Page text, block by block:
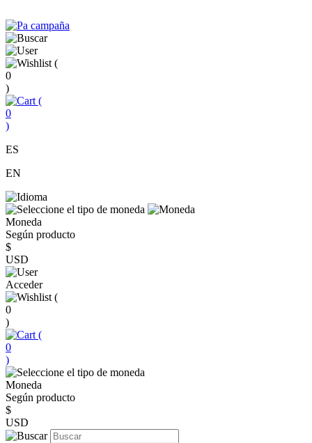
(
0
)
(
0
)
ES
EN
Moneda
Según producto
$
USD
Acceder
(
0
)
(
0
)
Moneda
Según producto
$
USD